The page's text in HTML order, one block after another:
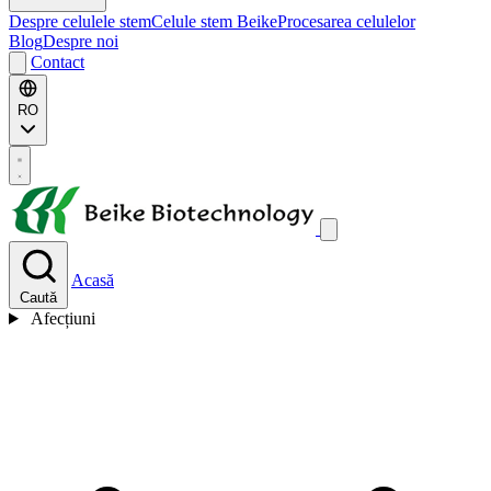
Despre celulele stemCelule stem BeikeProcesarea celulelor
BlogDespre noi
Contact
RO
Caută
Acasă
Afecțiuni